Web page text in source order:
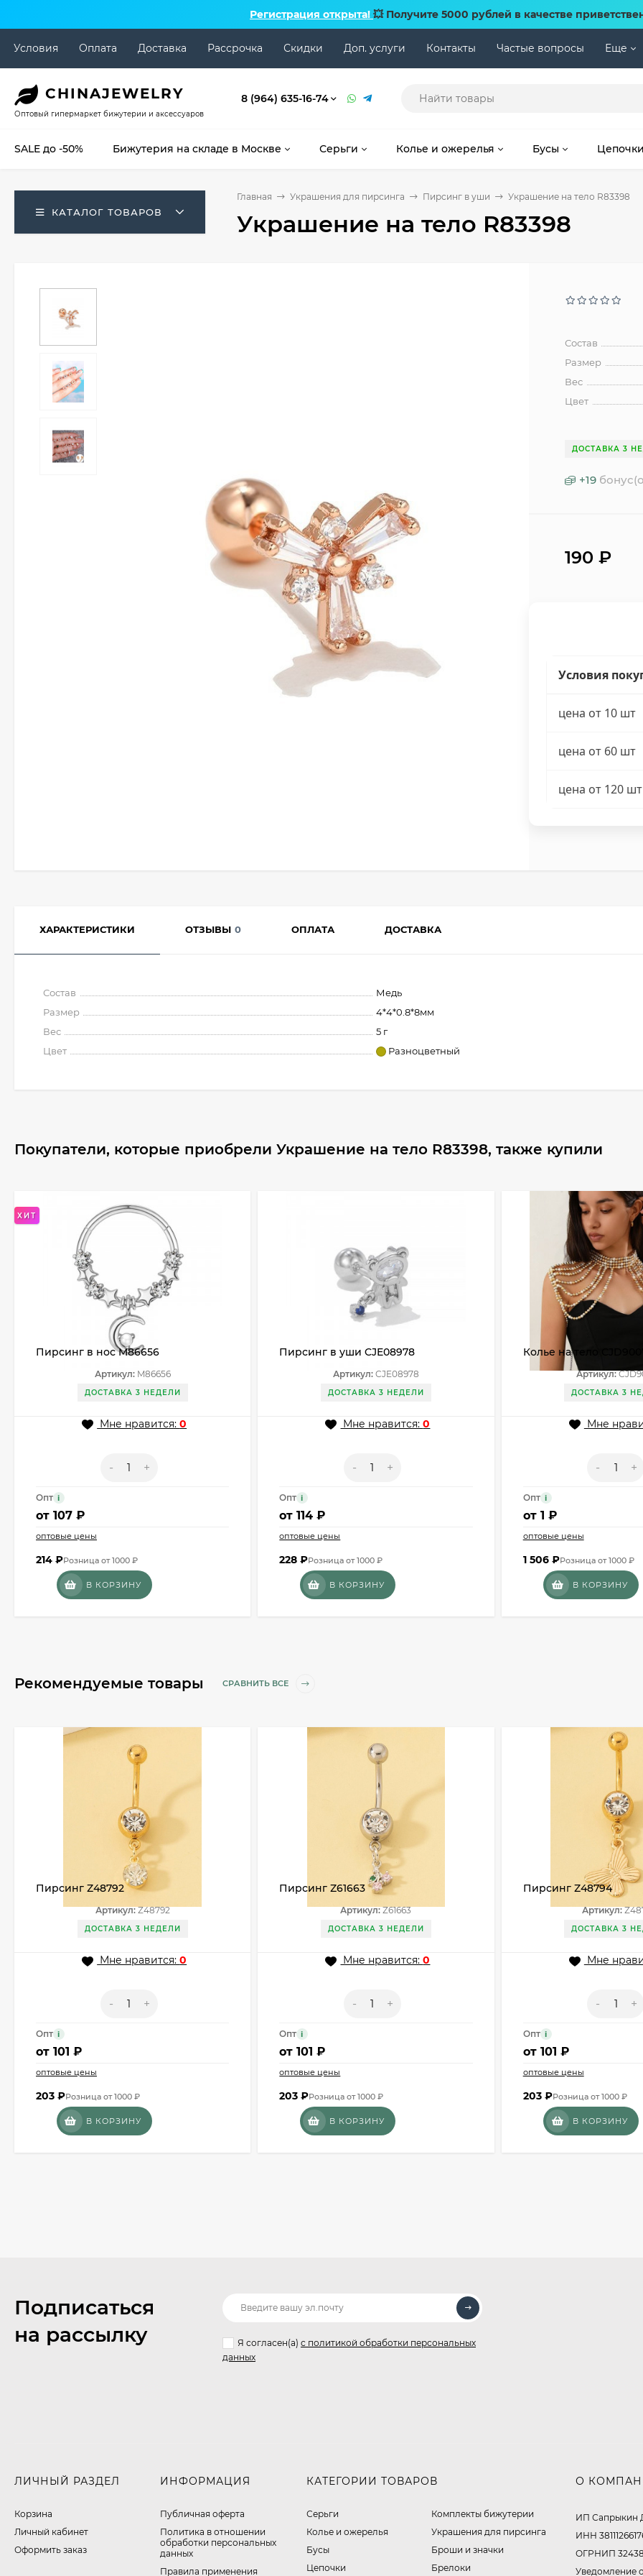
Регистрация открыта! 💥 Получите 5000 рублей в качестве
Условия Оплата Доставка Рассрочка Скидки Доп. услуги Контакты Частые вопросы Еще
CHINAJEWELRY
Оптовый гипермаркет бижутерии и аксессуаров
8 (964) 635-16-74
SALE до -50% Бижутерия на складе в Москве Серьги Колье и ожерелья Бусы Цепочки
КАТАЛОГ ТОВАРОВ
Главная Украшения для пирсинга Пирсинг в уши Украшение на тело R83398
Украшение на тело R83398
Состав
Размер
Вес
Цвет
ДОСТАВКА 3
+19
190₽
Условия
цена от 10 шт
цена от 60 шт
цена от 120 шт
ХАРАКТЕРИСТИКИ ОТЗЫВЫ 0 ОПЛАТА ДОСТАВКА
Состав
Медь
Размер
4*4*0.8*8мм
Вес
5 г
Цвет
Разноцветный
Покупатели, которые приобрели Украшение на тело R83398, также купили
ХИТ
Пирсинг в нос M86656
Артикул:M86656
ДОСТАВКА 3 НЕДЕЛИ
Мне нравится:0
- +
Опт i
от 107 ₽
оптовые цены
214 ₽Розница от 1000 ₽
В КОРЗИНУ
Пирсинг в уши CJE08978
Артикул:CJE08978
ДОСТАВКА 3 НЕДЕЛИ
Мне нравится:0
- +
Опт i
от114 ₽
оптовые цены
228₽Розница от 1000 ₽
В КОРЗИНУ
Колье на тело
Артикул:
ДОСТАВКА 3
Мне
- +
Опт i
от 1 ₽
оптовые цены
1 506 ₽Розница от 1000 ₽
В КОРЗИНУ
Рекомендуемые товары СРАВНИТЬ ВСЕ
Пирсинг Z48792
Артикул:Z48792
ДОСТАВКА 3 НЕДЕЛИ
Мне нравится:0
- +
Опт i
от 101 ₽
оптовые цены
203 ₽Розница от 1000 ₽
В КОРЗИНУ
Пирсинг Z61663
Артикул:Z61663
ДОСТАВКА 3 НЕДЕЛИ
Мне нравится:0
- +
Опт i
от101 ₽
оптовые цены
203₽Розница от 1000 ₽
В КОРЗИНУ
Пирсинг Z48794
Артикул:
ДОСТАВКА 3
Мне
- +
Опт i
от 101 ₽
оптовые цены
203 ₽Розница от 1000 ₽
В КОРЗИНУ
Подписаться
на рассылку
Я согласен(a) с политикой обработки персональных
данных
ЛИЧНЫЙ РАЗДЕЛ
Корзина
Личный кабинет
Оформить заказ
ИНФОРМАЦИЯ
Публичная оферта
​Политика в отношении
обработки персональных
данных
Правила применения
КАТЕГОРИИ ТОВАРОВ
Серьги
Колье и ожерелья
Бусы
Цепочки
Комплекты бижутерии
Украшения для пирсинга
Броши и значки
Брелоки
О
ИП Сапрыкин
ИНН
ОГРНИП
Уведомление